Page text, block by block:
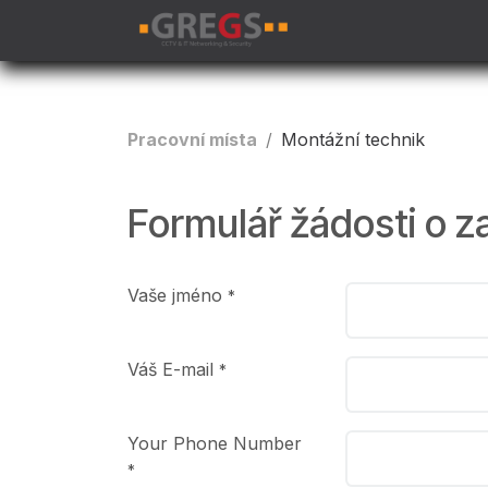
Pracovní místa Montážní technik
Formulář žádosti o
Vaše jméno *
Váš E-mail *
Your Phone Number
*